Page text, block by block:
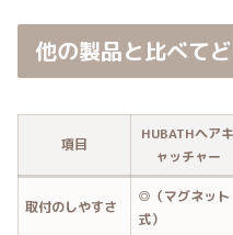
他の製品と比べて
項目
HUBATHヘアキ
ャッチャー
取付のしやすさ
◎（マグネット
式）